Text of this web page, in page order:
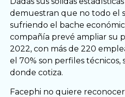
demuestran que no todo el
sufriendo el bache
compañía prevé ampliar su
2022, con más de 220
el 70% son perfiles
donde cotiza.
Facephi no quiere